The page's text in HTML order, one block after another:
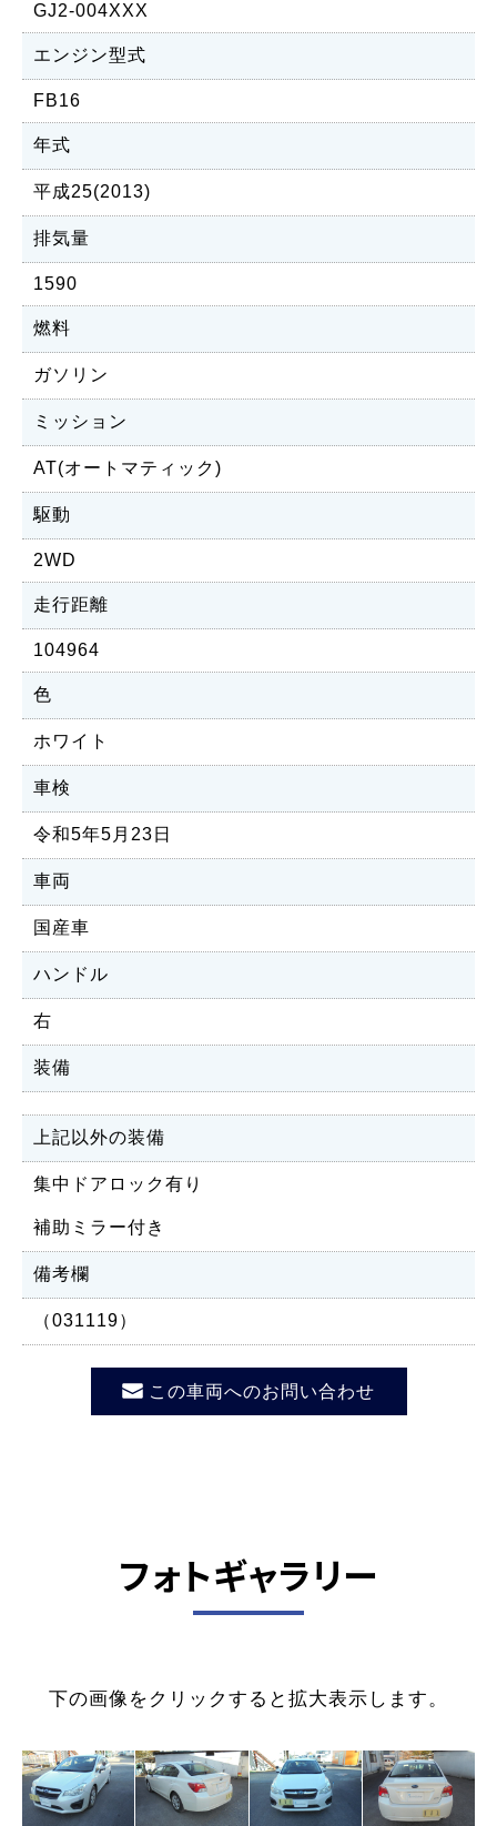
GJ2-004XXX
エンジン型式
FB16
年式
平成25(2013)
排気量
1590
燃料
ガソリン
ミッション
AT(オートマティック)
駆動
2WD
走行距離
104964
色
ホワイト
車検
令和5年5月23日
車両
国産車
ハンドル
右
装備
上記以外の装備
集中ドアロック有り
補助ミラー付き
備考欄
（031119）
この車両へのお問い合わせ
フォトギャラリー
下の画像をクリックすると拡大表示します。